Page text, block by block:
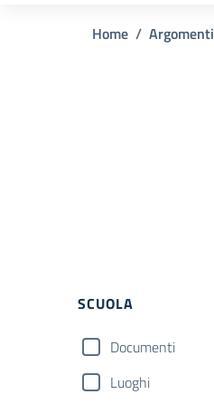
Home Argomenti
SCUOLA
Documenti
Luoghi